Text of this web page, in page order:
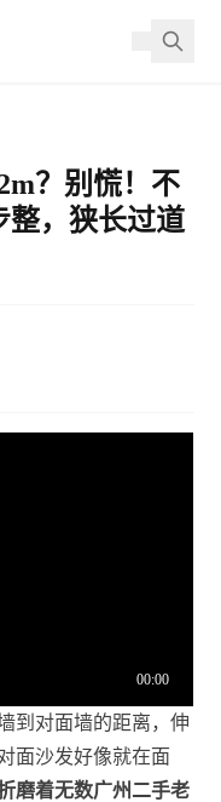
？别慌！不
整，狭长过道
到对面墙的距离，伸
面沙发好像就在面
磨着无数广州二手老